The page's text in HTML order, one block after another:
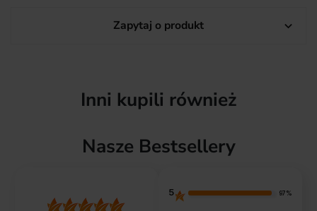
Zapytaj o produkt 
Inni kupili również
Nasze Bestsellery
5 97%